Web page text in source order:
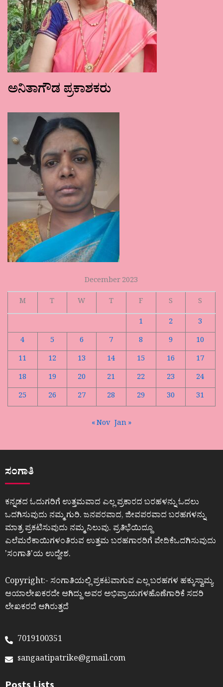
ಅನಿತಾಗೌಡ ಪ್ರಕಾಶಕರು
December 2023
M
T W T F S
S
1
2
3
4
5 6 7 8 9
10
11
12 13 14 15 16
17
18
19 20 21 22 23
24
25
26 27 28 29 30 31
« Nov Jan »
ಸಂಗಾತಿ
ಕನ್ನಡದ ಓದುಗರಿಗೆ ಉತ್ತಮವಾದ ಎಲ್ಲ ಪ್ರಕಾರದ ಬರಹಳನ್ನು ಓದಲು
ಒದಗಿಸುವುದು ನಮ್ಮ ಗುರಿ. ಜನಪರವಾದ, ಜೀವಪರವಾದ ಬರಹಗಳನ್ನು
ಮಾತ್ರ ಪ್ರಕಟಿಸುವುದು ನಮ್ಮ ನಿಲುವು. ಪ್ರತಿಭೆಯಿದ್ದೂ
ಎಲೆಮರೆಕಾಯಿಗಳಂತಿರುವ ಉತ್ತಮ ಬರಹಗಾರರಿಗೆ ವೇದಿಕೆಒದಗಿಸುವುದು
ʼಸಂಗಾತಿʼಯ ಉದ್ದೇಶ.
Copyright:- ಸಂಗಾತಿಯಲ್ಲಿ ಪ್ರಕಟವಾಗುವ ಎಲ್ಲ ಬರಹಗಳ ಹಕ್ಕುಸ್ವಾಮ್ಯ
ಆಯಾಲೇಖಕರದೇ ಆಗಿದ್ದು ಅವರ ಅಭಿಪ್ರಾಯಗಳಹೊಣೆಗಾರಿಕೆ ಸದರಿ
ಲೇಖಕರದೆ ಆಗಿರುತ್ತದೆ
7019100351
sangaatipatrike@gmail.com
Posts Lists